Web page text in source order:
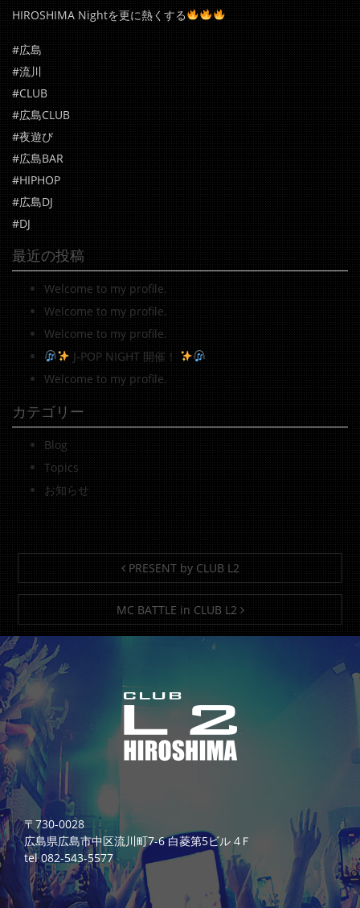
HIROSHIMA Nightを更に熱くする
#広島
#流川
#CLUB
#広島CLUB
#夜遊び
#広島BAR
#HIPHOP
#広島DJ
#DJ
最近の投稿
Welcome to my profile.
Welcome to my profile.
Welcome to my profile.
J-POP NIGHT 開催！
Welcome to my profile.
カテゴリー
Blog
Topics
お知らせ
投稿ナビゲーション
PRESENT by CLUB L2
MC BATTLE in CLUB L2
〒730-0028
広島県広島市中区流川町7-6 白菱第5ビル 4Ｆ
tel 082-543-5577